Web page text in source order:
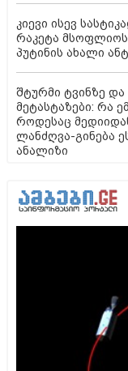
კიევი ისევ
რაკეტა მსოფლიოს
პუტინის ახალი
შტურმი ტვინზე
მეტასტაზები: რა
როდესაც
ლანძღვა-გინება
ანალიზი